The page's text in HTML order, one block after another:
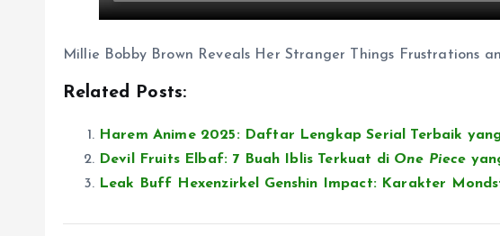
Millie Bobby Brown Reveals Her Stranger Things Frustrations
Related Posts:
Harem Anime 2025: Daftar Lengkap Serial Terbaik
Devil Fruits Elbaf: 7 Buah Iblis Terkuat di One Piece
Leak Buff Hexenzirkel Genshin Impact: Karakter